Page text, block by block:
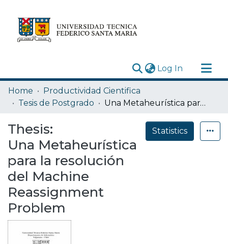
Log In (current)
Research Outputs
Statistics
Depósito
Home
Productividad Cientifica
Tesis de Postgrado
Una Metaheurística para la resolución del Machine Reassignment Problem
Thesis:
Una Metaheurística
para la resolución
del Machine
Reassignment
Problem
Statistics